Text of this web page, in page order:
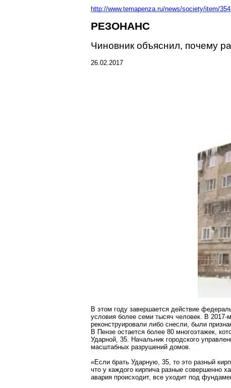
http://www.temapenza.ru/news/society/item/
РЕЗОНАНС
Чиновник объяснил, почему
26.02.2017
В этом году завершается действие
условия более семи тысяч человек. В 2017-
реконструировали либо снесли, были
В Пензе остается более 80 многоэтажек,
Ударной, 35. Начальник городского
масштабных разрушений домов.
«Если брать Ударную, 35, то это разный
что у каждого кирпича разные совершенно
авария происходит, все уходит под